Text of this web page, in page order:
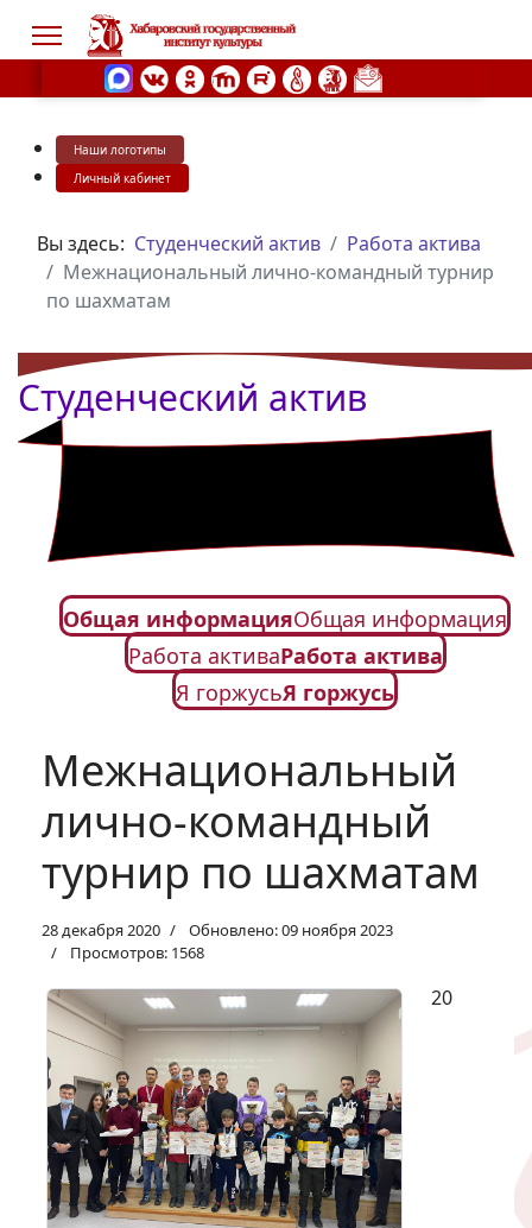
Наши логотипы
Личный кабинет
Вы здесь: Студенческий актив
Работа актива
Межнациональный лично-командный турнир
по шахматам
Студенческий актив
Общая информацияОбщая информация
Работа активаРабота актива
Я горжусьЯ горжусь
Межнациональный
лично-командный
турнир по шахматам
28 декабря 2020
Обновлено: 09 ноября 2023
Просмотров: 1568
20